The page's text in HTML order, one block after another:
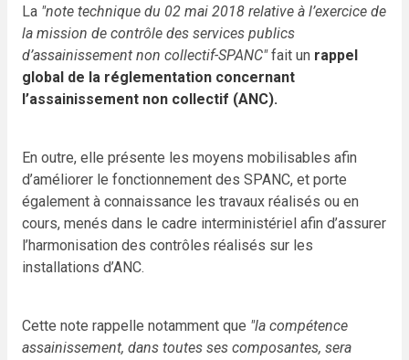
La "note technique du 02 mai 2018 relative à l’exercice de
la mission de contrôle des services publics
d’assainissement non collectif-SPANC"fait un rappel
global de la réglementation concernant
l’assainissement non collectif (ANC).
En outre, elle présente les moyens mobilisables afin
d’améliorer le fonctionnement des SPANC, et porte
également à connaissance les travaux réalisés ou en
cours, menés dans le cadre interministériel afin d’assurer
l’harmonisation des contrôles réalisés sur les
installations d’ANC.
Cette note rappelle notamment que "la compétence
assainissement, dans toutes ses composantes, sera